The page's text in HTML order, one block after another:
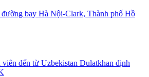
bay Hà Nội-Clark, Thành phố Hồ
đến từ Uzbekistan Dulatkhan định